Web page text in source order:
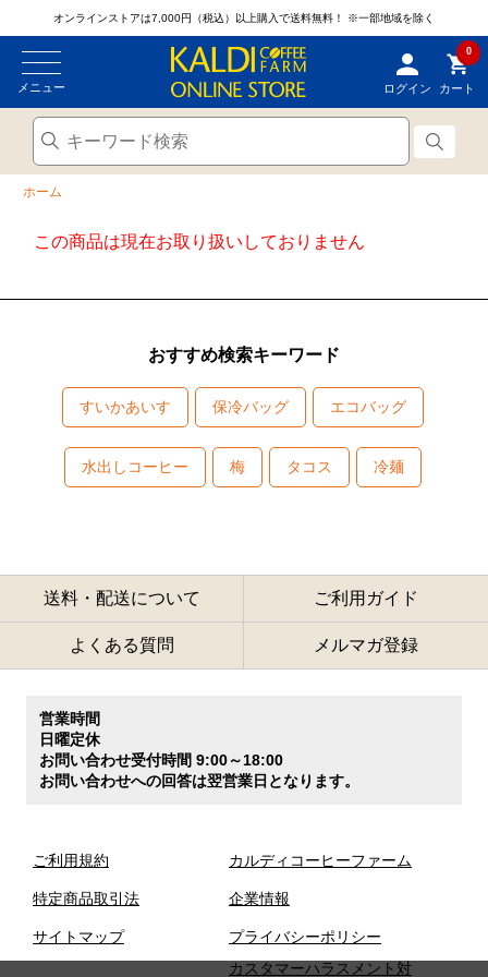
オンラインストアは7,000円（税込）以上購入で送料無料！ ※一部地域を除く
メニュー ログイン
0
カート
ホーム
この商品は現在お取り扱いしておりません
おすすめ検索キーワード
すいかあいす 保冷バッグ エコバッグ
水出しコーヒー 梅 タコス 冷麺
送料・配送について ご利用ガイド
よくある質問 メルマガ登録
営業時間
日曜定休
お問い合わせ受付時間 9:00～18:00
お問い合わせへの回答は翌営業日となります。
ご利用規約
特定商品取引法
サイトマップ
カルディコーヒーファーム
企業情報
プライバシーポリシー
カスタマーハラスメント対